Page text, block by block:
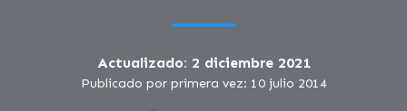
Actualizado: 2 diciembre 2021
Publicado por primera vez: 10 julio 2014